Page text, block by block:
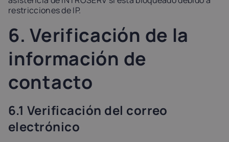
restricciones de IP.
6. Verificación de la
información de
contacto
6.1 Verificación del correo
electrónico